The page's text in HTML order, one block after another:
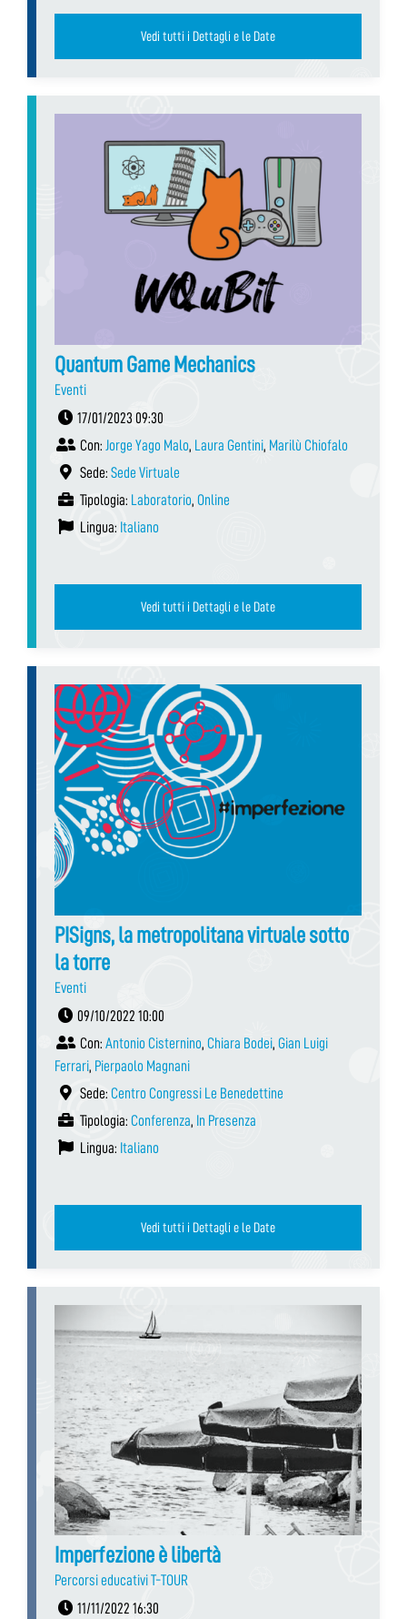
Vedi tutti i Dettagli e le Date
Quantum Game Mechanics
Eventi
17/01/2023 09:30
Con: Jorge Yago Malo, Laura Gentini, Marilù Chiofalo
Sede: Sede Virtuale
Tipologia: Laboratorio, Online
Lingua: Italiano
Vedi tutti i Dettagli e le Date
PISigns, la metropolitana virtuale sotto
la torre
Eventi
09/10/2022 10:00
Con: Antonio Cisternino, Chiara Bodei, Gian Luigi
Ferrari, Pierpaolo Magnani
Sede: Centro Congressi Le Benedettine
Tipologia: Conferenza, In Presenza
Lingua: Italiano
Vedi tutti i Dettagli e le Date
Imperfezione è libertà
Percorsi educativi T-TOUR
11/11/2022 16:30